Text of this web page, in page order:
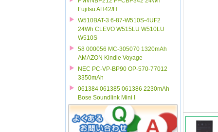
Fujitsu AH42/H
W510BAT-3 6-87-W510S-4UF2
24Wh CLEVO W515LU W510LU
W510S
58 000056 MC-305070 1320mAh
AMAZON Kindle Voyage
NEC PC-VP-BP90 OP-570-77012
3350mAh
061384 061385 061386 2230mAh
Bose Soundlink Mini I